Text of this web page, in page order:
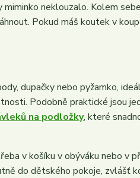
neklouzalo. Kolem
Pokud máš koutek v
dupačky nebo pyžamko,
Podobně praktické jsou
na podložky, které
v košíku v obýváku nebo v
do dětského pokoje, zvlášť